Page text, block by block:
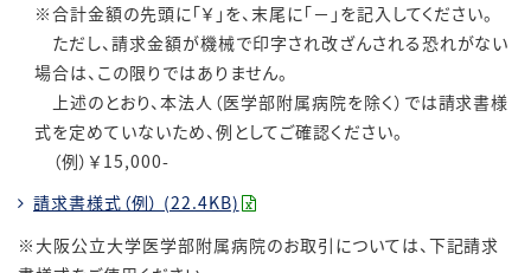
※合計金額の先頭に「￥」を、末尾に「－」を記入してください。
ただし、請求金額が機械で印字され改ざんされる恐れがない
場合は、この限りではありません。
上述のとおり、本法人（医学部附属病院を除く）では請求書様
式を定めていないため、例としてご確認ください。
（例）￥15,000-
請求書様式（例） (22.4KB)
※大阪公立大学医学部附属病院のお取引については、下記請求